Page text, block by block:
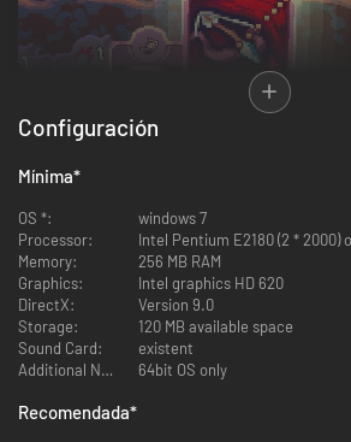
las reglas arbitrarias de tus juegos de cartas
lo que sea.
RUNGORE es un juego fuertemente inspirado por
Hero. Toma las buenas partes de esos juegos y
juntan.
Configuración
Mínima*
OS *:
windows 7
Processor:
Intel Pentium E2180 (2 * 2000)
Memory:
256 MB RAM
Graphics:
Intel graphics HD 620
DirectX:
Version 9.0
Storage:
120 MB available space
Sound Card:
existent
Additional Notes:
64bit OS only
Recomendada*